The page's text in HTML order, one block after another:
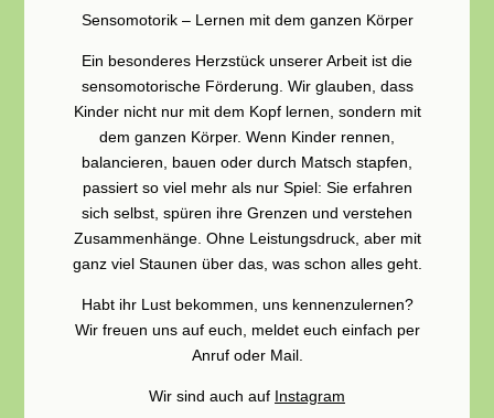
Sensomotorik – Lernen mit dem ganzen Körper
Ein besonderes Herzstück unserer Arbeit ist die
sensomotorische Förderung. Wir glauben, dass
Kinder nicht nur mit dem Kopf lernen, sondern mit
dem ganzen Körper. Wenn Kinder rennen,
balancieren, bauen oder durch Matsch stapfen,
passiert so viel mehr als nur Spiel: Sie erfahren
sich selbst, spüren ihre Grenzen und verstehen
Zusammenhänge. Ohne Leistungsdruck, aber mit
ganz viel Staunen über das, was schon alles geht.
Habt ihr Lust bekommen, uns kennenzulernen?
Wir freuen uns auf euch, meldet euch einfach per
Anruf oder Mail.
Wir sind auch auf Instagram